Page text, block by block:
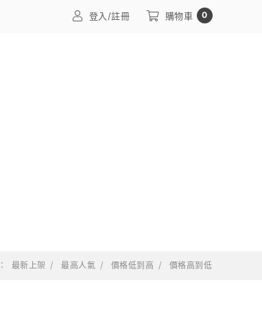
登入/註冊 購物車 0
最新上架 最高人氣 價格低到高 價格高到低